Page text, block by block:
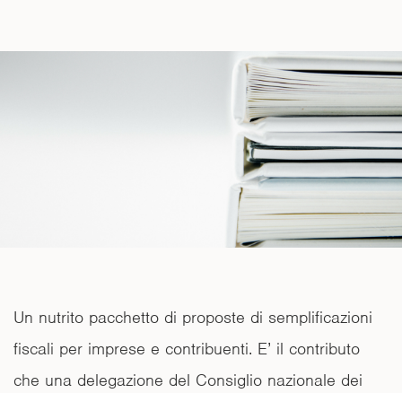
Un nutrito pacchetto di proposte di semplificazioni
fiscali per imprese e contribuenti. E’ il contributo
che una delegazione del Consiglio nazionale dei